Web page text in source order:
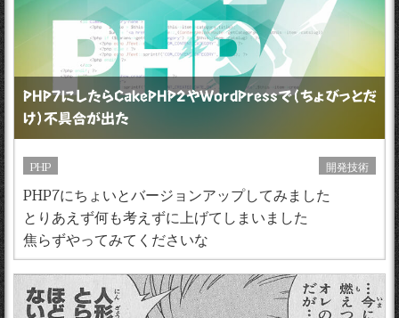
PHP7にしたらCakePHP2やWordPressで（ちょびっとだ
け）不具合が出た
PHP 開発技術
PHP7にちょいとバージョンアップしてみました
とりあえず何も考えずに上げてしまいました
焦らずやってみてくださいな